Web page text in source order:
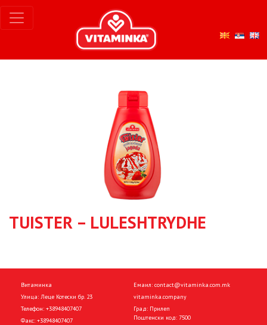
TUISTER – LULESHTRYDHE
Витаминка
Улица: Леце Котески бр. 23
Телефон: +38948407407
Факс: +38948407407
Емаил: contact@vitaminka.com.mk
vitaminka.company
Град: Прилеп
Поштенски код: 7500